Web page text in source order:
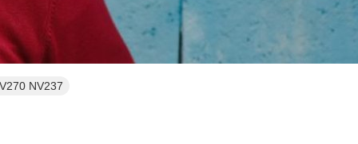
NV237